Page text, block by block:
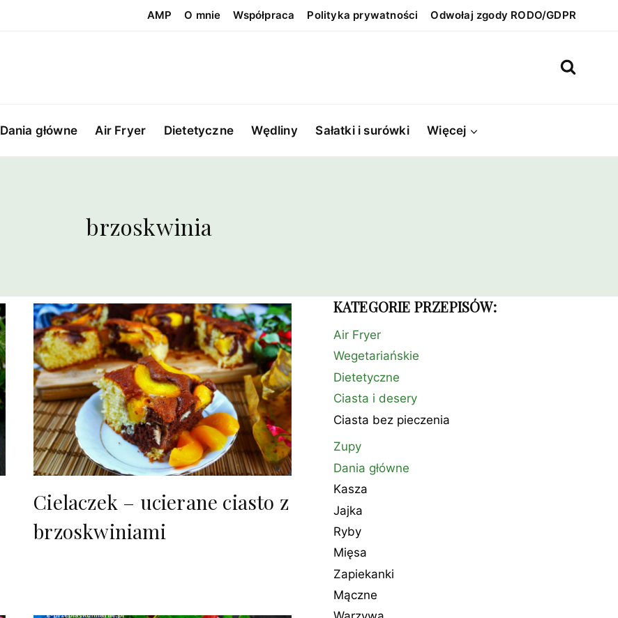
AMP O mnie Współpraca Polityka prywatności Odwołaj zgody RODO/GDPR
Dania główne Air Fryer Dietetyczne Wędliny Sałatki i surówki Więcej
brzoskwinia
Cielaczek – ucierane ciasto z
brzoskwiniami
KATEGORIE PRZEPISÓW:
Air Fryer
Wegetariańskie
Dietetyczne
Ciasta i desery
Ciasta bez pieczenia
Zupy
Dania główne
Kasza
Jajka
Ryby
Mięsa
Zapiekanki
Mączne